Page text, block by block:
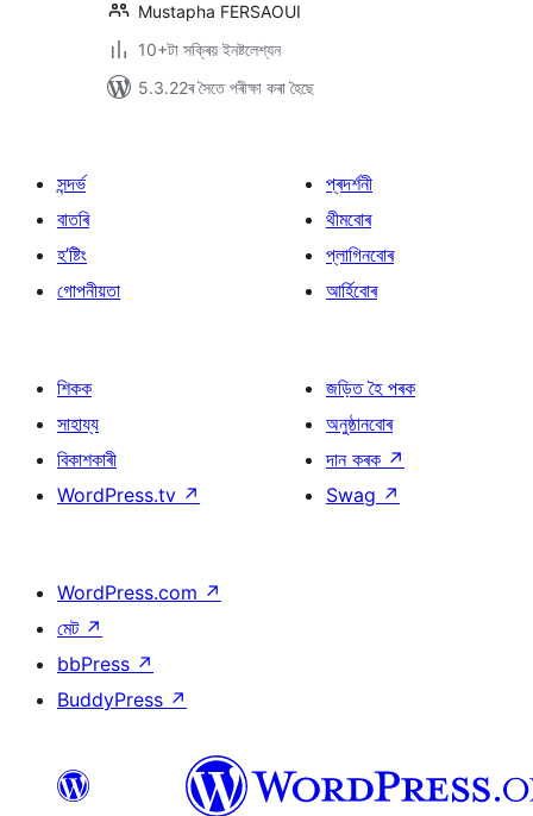
Mustapha FERSAOUI
10+টা সক্ৰিয় ইনষ্টলেশ্যন
5.3.22ৰ সৈতে পৰীক্ষা কৰা হৈছে
সন্দৰ্ভ
বাতৰি
হ’ষ্টিং
গোপনীয়তা
প্ৰদৰ্শনী
থীমবোৰ
প্লাগিনবোৰ
আৰ্হিবোৰ
শিকক
সাহায্য
বিকাশকাৰী
WordPress.tv ↗
জড়িত হৈ পৰক
অনুষ্ঠানবোৰ
দান কৰক ↗
Swag ↗
WordPress.com ↗
মেট ↗
bbPress ↗
BuddyPress ↗